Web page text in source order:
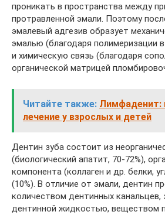
проникать в пространства между
протравленной эмали. Поэтому
эмалевый адгезив образует
эмалью (благодаря полимеризации
и химическую связь (благодаря
органической матрицей
Читайте также: Лимфаденит:
лечение у взрослых и детей
Дентин зуба состоит из
(биологический апатит, 70-72%),
компонента (коллаген и др. белки,
(10%). В отличие от эмали, дентин
количеством дентинных канальцев,
дентинной жидкостью, веществом